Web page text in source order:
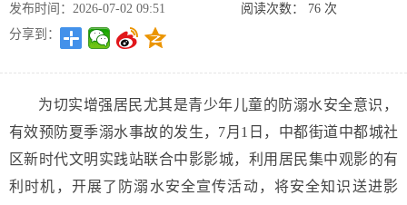
发布时间：2026-07-02 09:51 阅读次数： 76次
分享到：
为切实增强居民尤其是青少年儿童的防溺水安全意识，
有效预防夏季溺水事故的发生，7月1日，中都街道中都城社
区新时代文明实践站联合中影影城，利用居民集中观影的有
利时机，开展了防溺水安全宣传活动，将安全知识送进影